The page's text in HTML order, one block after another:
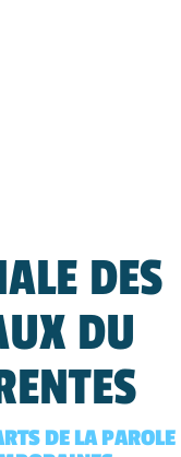
DES
DU
DE LA PAROLE